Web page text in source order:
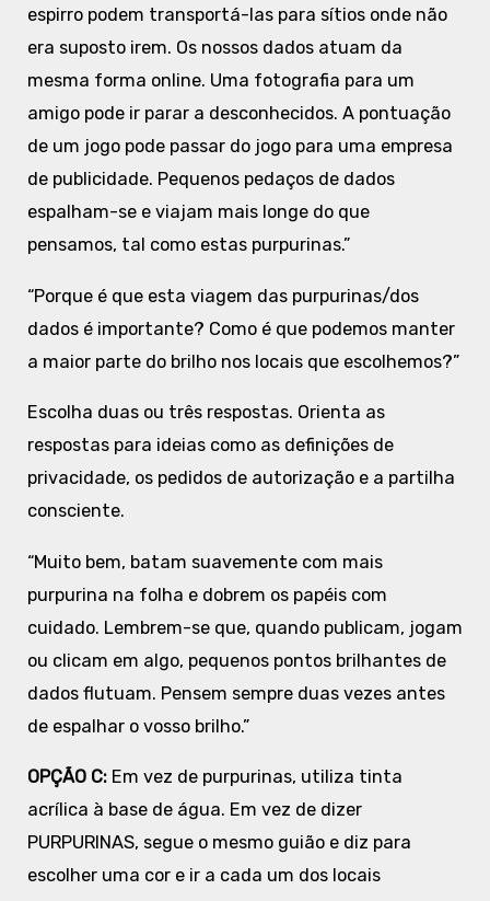
espirro podem transportá-las para sítios onde não
era suposto irem. Os nossos dados atuam da
mesma forma online. Uma fotografia para um
amigo pode ir parar a desconhecidos. A pontuação
de um jogo pode passar do jogo para uma empresa
de publicidade. Pequenos pedaços de dados
espalham-se e viajam mais longe do que
pensamos, tal como estas purpurinas.”
“Porque é que esta viagem das purpurinas/dos
dados é importante? Como é que podemos manter
a maior parte do brilho nos locais que escolhemos?”
Escolha duas ou três respostas. Orienta as
respostas para ideias como as definições de
privacidade, os pedidos de autorização e a partilha
consciente.
“Muito bem, batam suavemente com mais
purpurina na folha e dobrem os papéis com
cuidado. Lembrem-se que, quando publicam, jogam
ou clicam em algo, pequenos pontos brilhantes de
dados flutuam. Pensem sempre duas vezes antes
de espalhar o vosso brilho.”
OPÇÃO C:Em vez de purpurinas, utiliza tinta
acrílica à base de água. Em vez de dizer
PURPURINAS, segue o mesmo guião e diz para
escolher uma cor e ir a cada um dos locais